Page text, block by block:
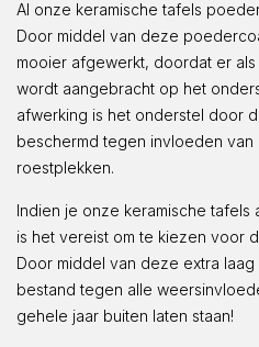
Al onze keramische tafels
Door middel van deze
mooier afgewerkt, doordat er
wordt aangebracht op het
afwerking is het onderstel door
beschermd tegen invloeden van
roestplekken.
Indien je onze keramische tafels
is het vereist om te kiezen voor
Door middel van deze extra
bestand tegen alle
gehele jaar buiten laten staan!